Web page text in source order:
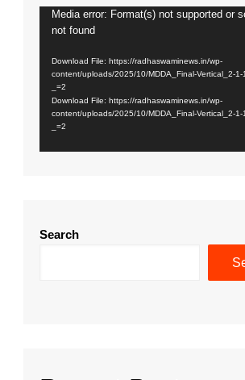
Video
Player
Media error: Format(s) not supported or
not found
Download File: https://radhaswaminews.in/wp-
content/uploads/2025/10/MDDA_Final-Vertical_2-1-
_=2
Download File: https://radhaswaminews.in/wp-
content/uploads/2025/10/MDDA_Final-Vertical_2-1-
_=2
Search